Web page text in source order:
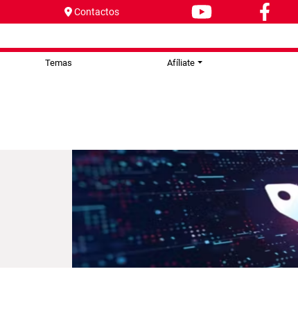
Contactos
Temas Afíliate